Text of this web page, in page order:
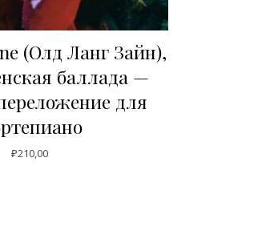
(Олд Ланг Зайн),
баллада —
для
₽210,00